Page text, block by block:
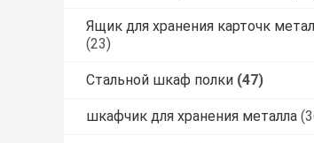
Ящик для хранения карточк
(23)
Стальной шкаф полки (47)
шкафчик для хранения металла